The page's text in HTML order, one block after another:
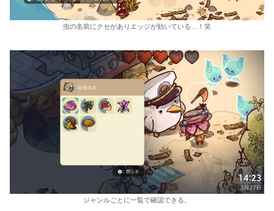
虫の名前にクセがありエッジが効いている…！笑
ジャンルごとに一覧で確認できる。